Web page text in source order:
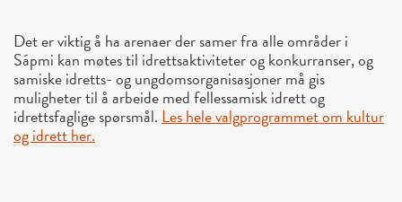
Det er viktig å ha arenaer der samer fra alle områder i
Sápmi kan møtes til idrettsaktiviteter og konkurranser, og
samiske idretts- og ungdomsorganisasjoner må gis
muligheter til å arbeide med fellessamisk idrett og
idrettsfaglige spørsmål. Les hele valgprogrammet om kultur
og idrett her.